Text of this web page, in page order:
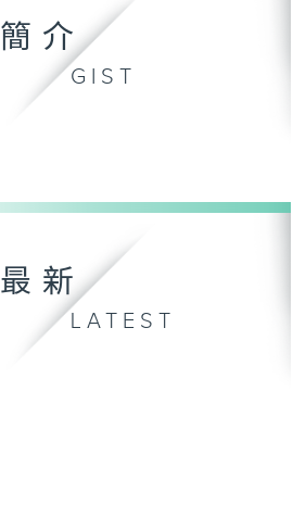
簡介
GIST
最新
LATEST